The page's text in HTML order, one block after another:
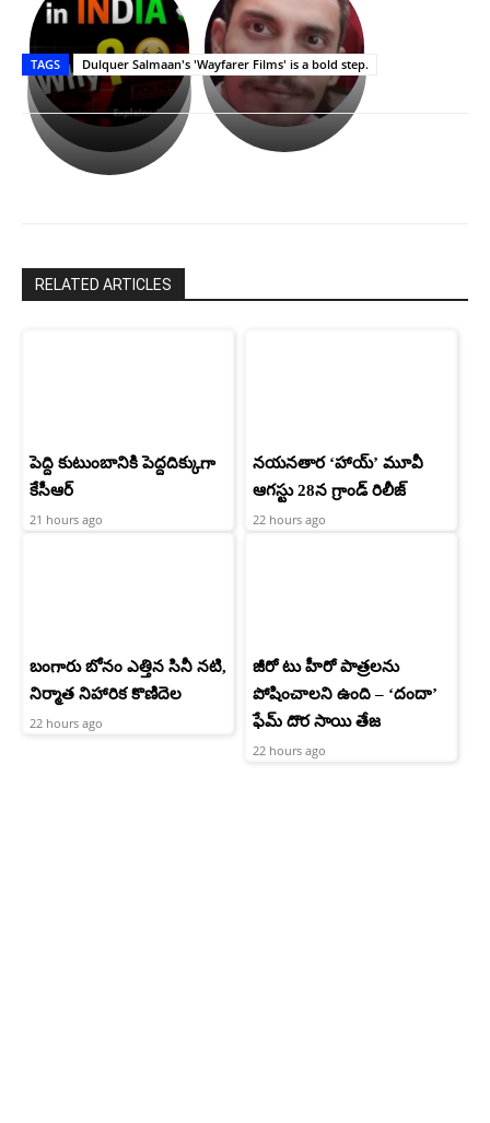
ప్రసాదం
తీర్థం..తులసీదళం
లేకుండా
అసంపూర్ణం
సినిమాతో
పాన్
ఇండియా
స్టార్
హీరోయిన్‏గా
శ్రీనిధి
Upasana:
భర్తపై
రివెంజ్
తీర్చుకున్న
ఉపాసన..
పాపం
రామ్
TAGS Dulquer Salmaan's 'Wayfarer Films' is a bold step.
RELATED ARTICLES
పెద్ది కుటుంబానికి పెద్దదిక్కుగా
కేసీఆర్
21 hours ago
నయనతార ‘హాయ్’ మూవీ
ఆగస్టు 28న గ్రాండ్ రిలీజ్
22 hours ago
బంగారు బోనం ఎత్తిన సినీ నటి,
నిర్మాత నిహారిక కొణిదెల
22 hours ago
జీరో టు హీరో పాత్రలను
పోషించాలని ఉంది – ‘దందా’
ఫేమ్ దొర సాయి తేజ
22 hours ago